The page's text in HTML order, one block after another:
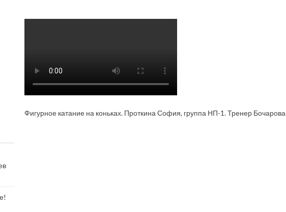
Фигурное катание на коньках. Проткина София, группа НП-1. Тренер